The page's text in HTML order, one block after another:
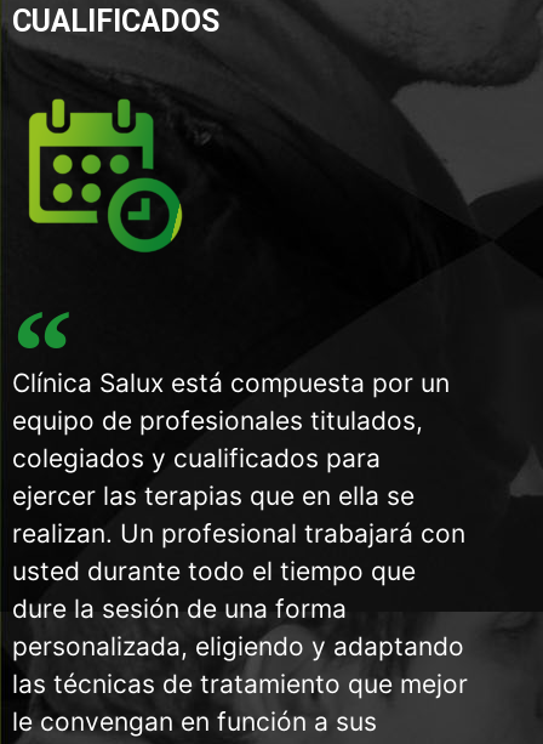
CUALIFICADOS
Clínica Salux está compuesta por un
equipo de profesionales titulados,
colegiados y cualificados para
ejercer las terapias que en ella se
realizan. Un profesional trabajará con
usted durante todo el tiempo que
dure la sesión de una forma
personalizada, eligiendo y adaptando
las técnicas de tratamiento que mejor
le convengan en función a sus